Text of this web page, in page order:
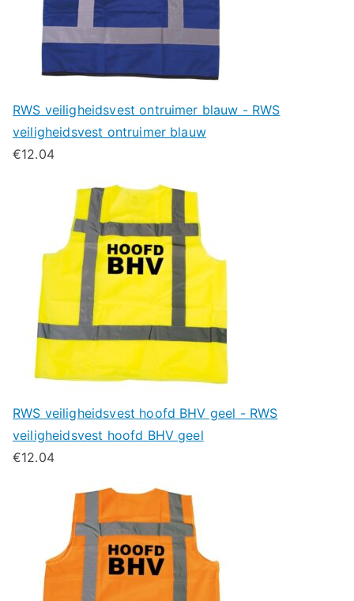
RWS veiligheidsvest ontruimer blauw - RWS
veiligheidsvest ontruimer blauw
€12.04
RWS veiligheidsvest hoofd BHV geel - RWS
veiligheidsvest hoofd BHV geel
€12.04